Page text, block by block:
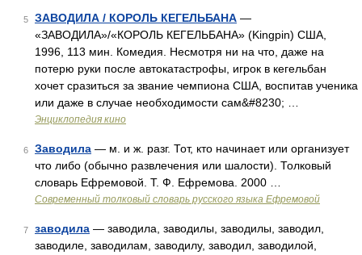
5 ЗАВОДИЛА / КОРОЛЬ КЕГЕЛЬБАНА —
«ЗАВОДИЛА»/«КОРОЛЬ КЕГЕЛЬБАНА» (Kingpin) США,
1996, 113 мин. Комедия. Несмотря ни на что, даже на
потерю руки после автокатастрофы, игрок в кегельбан
хочет сразиться за звание чемпиона США, воспитав ученика
или даже в случае необходимости сам&#8230; …
Энциклопедия кино
6 Заводила — м. и ж. разг. Тот, кто начинает или организует
что либо (обычно развлечения или шалости). Толковый
словарь Ефремовой. Т. Ф. Ефремова. 2000 …
Современный толковый словарь русского языка Ефремовой
7 заводила — заводила, заводилы, заводилы, заводил,
заводиле, заводилам, заводилу, заводил, заводилой,